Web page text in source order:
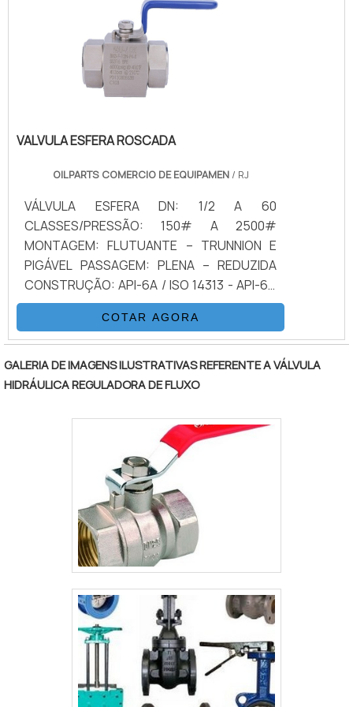
toda seriedade e qualidade, o que garante a
melhor experiência de todos os clientes.
quadrado e furação pré-definidos pela
norma do segmento. Ele ainda possui
caracterís.
VALVULA ESFERA ROSCADA
OILPARTS COMERCIO DE EQUIPAMEN/ RJ
VÁLVULA ESFERA DN: 1/2 A 60
CLASSES/PRESSÃO: 150# A 2500#
MONTAGEM: FLUTUANTE – TRUNNION E
PIGÁVEL PASSAGEM: PLENA – REDUZIDA
CONSTRUÇÃO: API-6A / ISO 14313 - API-6D
/ ISO 10423 - ISO 17292 FIRE-SAFE: API607,
API6FA e BS-6755 NACE MR0175 (ULTIMA
VERSÃO) CONEXÕES: SW – FLANGEADA FF,
RF, RTJ, BW – HUD END – ROSQUEADAS
MATERIAIS: AÇO CARBONO FORJADO &
SUPER DUPLEX –
ALUMÍNIO/BRONZE/NÍQUEL – TITANIUM –
ALLOYS ESPECIAIS CONFORME CONSULTA
REVESTIMENTOS: PTFE / CERÂMICA, ENP...
SEDE: PTFE, RPTFE, METAL X METAL,
DEVLON, PEEK, NYLON ACIONAMENTO:
ALAVANCA – CAIXA REDUTORA COM
VOLANTE LATERAL
COTAR AGORA
GALERIA DE IMAGENS ILUSTRATIVAS REFERENTE A VÁLVULA
HIDRÁULICA REGULADORA DE FLUXO